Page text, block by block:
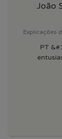
João
Explicações
PT